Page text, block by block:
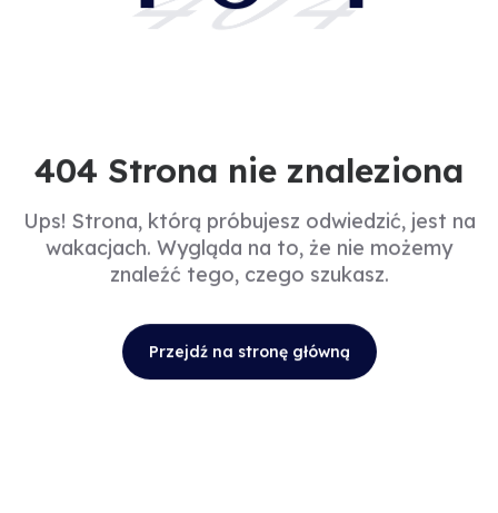
404 Strona nie znaleziona
Ups! Strona, którą próbujesz odwiedzić, jest na
wakacjach. Wygląda na to, że nie możemy
znaleźć tego, czego szukasz.
Przejdź na stronę główną